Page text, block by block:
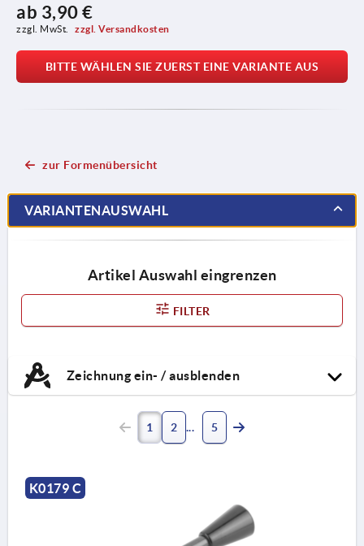
ab 3,90 €
zzgl. MwSt. zzgl. Versandkosten
BITTE WÄHLEN SIE ZUERST EINE VARIANTE AUS
zur Formenübersicht
VARIANTENAUSWAHL
Artikel Auswahl eingrenzen
FILTER
Zeichnung ein- / ausblenden
1 2 5
K0179 C